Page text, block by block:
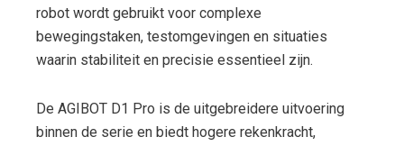
robot wordt gebruikt voor complexe
bewegingstaken, testomgevingen en situaties
waarin stabiliteit en precisie essentieel zijn.
De AGIBOT D1 Pro is de uitgebreidere uitvoering
binnen de serie en biedt hogere rekenkracht,